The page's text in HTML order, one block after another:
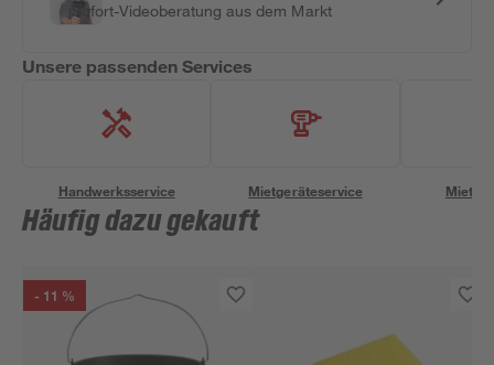
Sofort-Videoberatung aus dem Markt
Unsere passenden Services
Handwerksservice Mietgeräteservice
Häufig dazu gekauft
- 11 %